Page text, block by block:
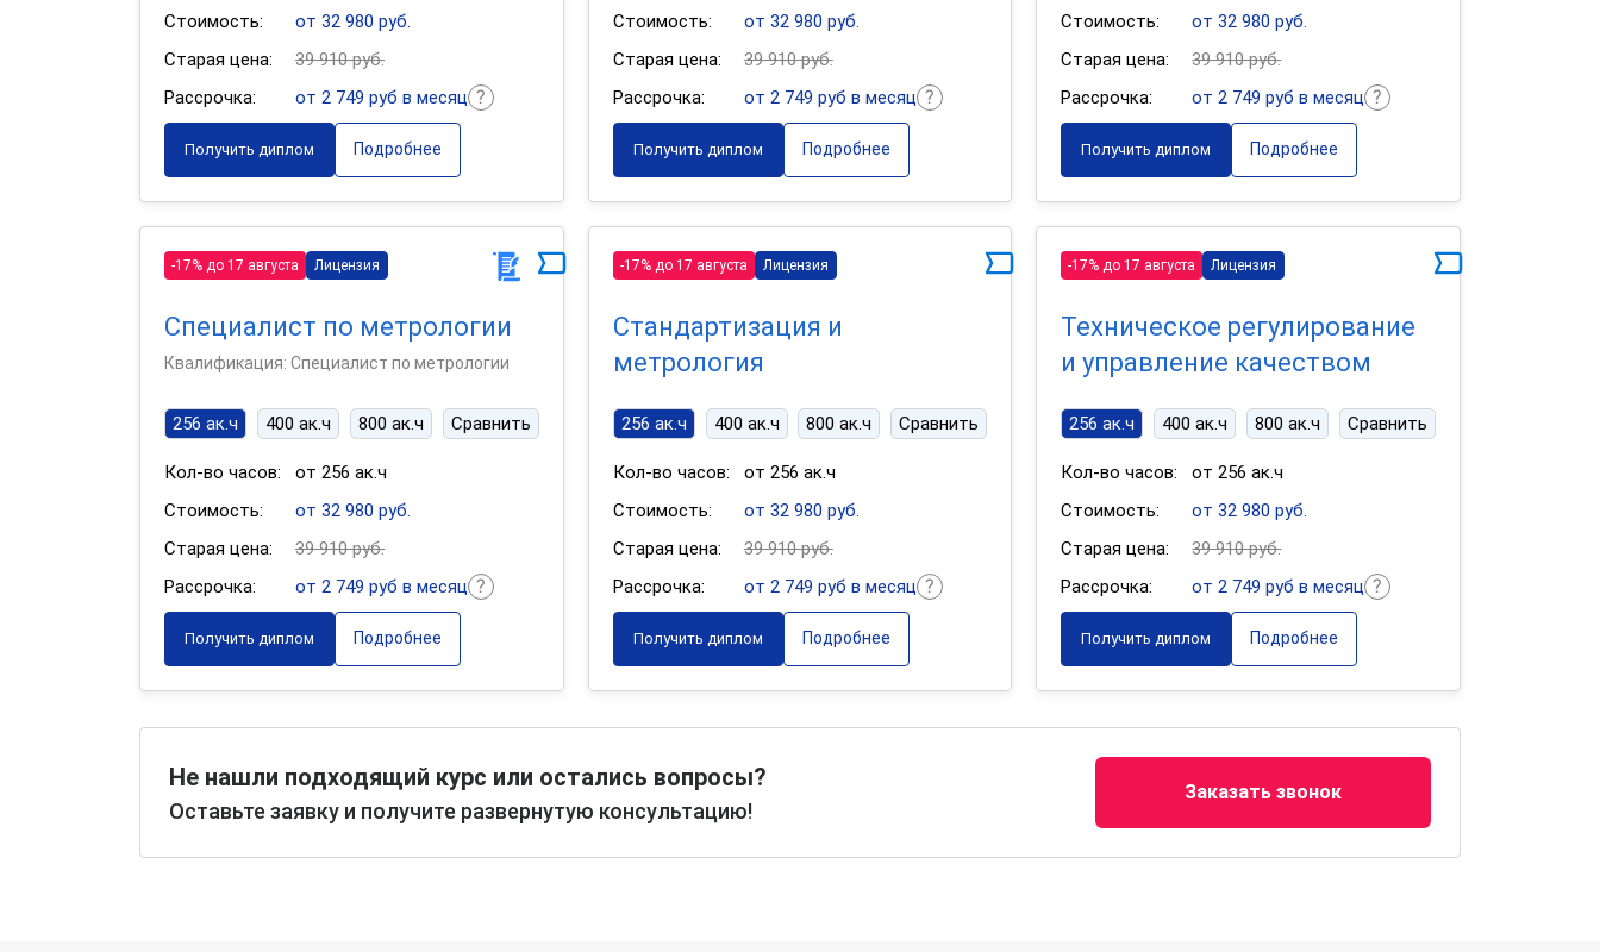
Стоимость:
от 32 980 руб.
Старая цена:
39 910 руб.
Рассрочка:
от 2 749 руб в месяц
Получить диплом Подробнее
Стоимость:
от 32 980 руб.
Старая цена:
39 910 руб.
Рассрочка:
от 2 749 руб в месяц
Получить диплом Подробнее
Стоимость:
от 32 980 руб.
Старая цена:
39 910 руб.
Рассрочка:
от 2 749 руб в месяц
Получить диплом Подробнее
-17% до 17 августа Лицензия
Специалист по метрологии
Квалификация: Специалист по метрологии
256 ак.ч 400 ак.ч 800 ак.ч Сравнить
Кол-во часов:
от 256 ак.ч
Стоимость:
от 32 980 руб.
Старая цена:
39 910 руб.
Рассрочка:
от 2 749 руб в месяц
Получить диплом Подробнее
-17% до 17 августа Лицензия
Стандартизация и
метрология
256 ак.ч 400 ак.ч 800 ак.ч Сравнить
Кол-во часов:
от 256 ак.ч
Стоимость:
от 32 980 руб.
Старая цена:
39 910 руб.
Рассрочка:
от 2 749 руб в месяц
Получить диплом Подробнее
-17% до 17 августа Лицензия
Техническое регулирование
и управление качеством
256 ак.ч 400 ак.ч 800 ак.ч Сравнить
Кол-во часов:
от 256 ак.ч
Стоимость:
от 32 980 руб.
Старая цена:
39 910 руб.
Рассрочка:
от 2 749 руб в месяц
Получить диплом Подробнее
Не нашли подходящий курс или остались вопросы?
Оставьте заявку и получите развернутую консультацию!
Заказать звонок